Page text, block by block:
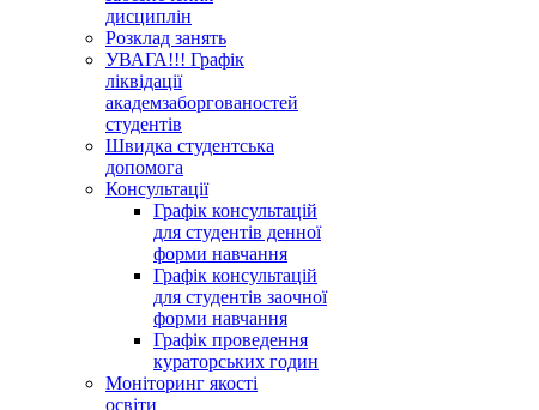
дисциплін
Розклад занять
УВАГА!!! Графік
ліквідації
академзаборгованостей
студентів
Швидка студентська
допомога
Консультації
Графік консультацій
для студентів денної
форми навчання
Графік консультацій
для студентів заочної
форми навчання
Графік проведення
кураторських годин
Моніторинг якості
освіти